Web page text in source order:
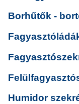
Borhűtők -
Humidor